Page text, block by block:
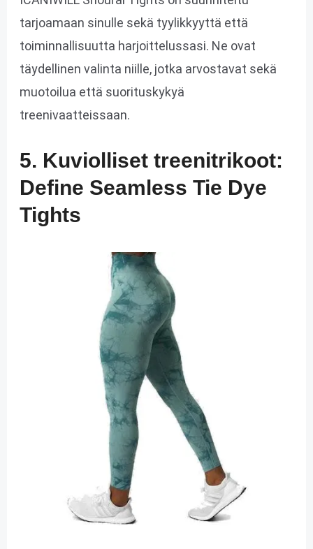
tarjoamaan sinulle sekä tyylikkyyttä että
toiminnallisuutta harjoittelussasi. Ne ovat
täydellinen valinta niille, jotka arvostavat sekä
muotoilua että suorituskykyä
treenivaatteissaan.
5. Kuviolliset treenitrikoot:
Define Seamless Tie Dye
Tights